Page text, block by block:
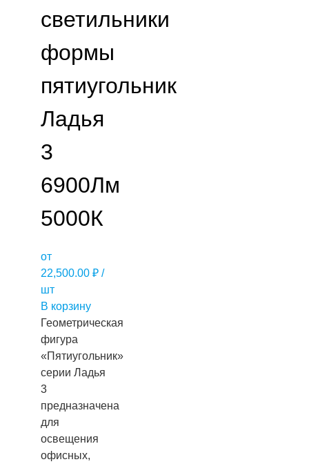
светильники
формы
пятиугольник
Ладья
3
6900Лм
5000К
от
22,500.00 ₽ /
шт
В корзину
Геометрическая
фигура
«Пятиугольник»
серии Ладья
3
предназначена
для
освещения
офисных,